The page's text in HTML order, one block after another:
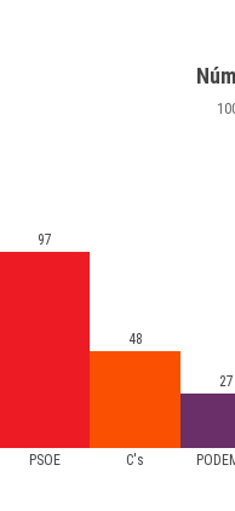
PSOE C's
97
48
27